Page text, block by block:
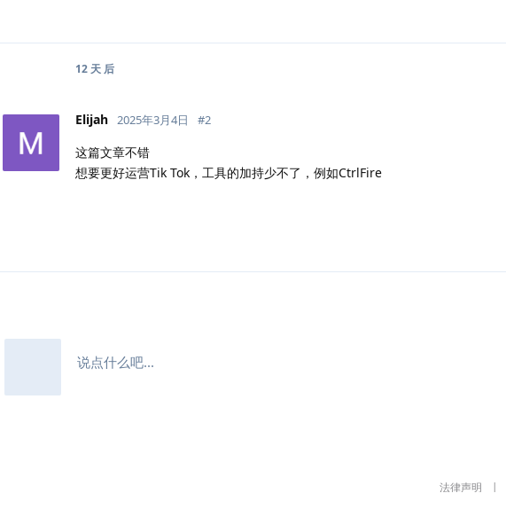
12 天 后
Elijah 2025年3月4日 #2
这篇文章不错
想要更好运营Tik Tok，工具的加持少不了，例如CtrlFire
说点什么吧...
法律声明 |